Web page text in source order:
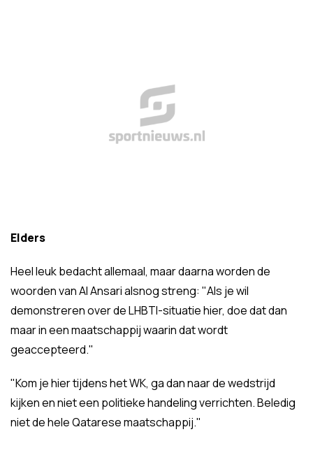
Elders
Heel leuk bedacht allemaal, maar daarna worden de
woorden van Al Ansari alsnog streng: "Als je wil
demonstreren over de LHBTI-situatie hier, doe dat dan
maar in een maatschappij waarin dat wordt
geaccepteerd."
"Kom je hier tijdens het WK, ga dan naar de wedstrijd
kijken en niet een politieke handeling verrichten. Beledig
niet de hele Qatarese maatschappij."